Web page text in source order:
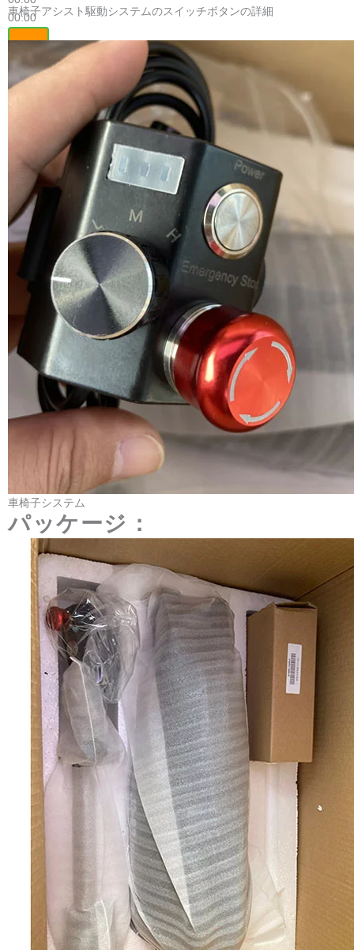
名称
電子メール
メッセージ
送信
関連商品
車椅子用モーター
12 Inch Single Shaft
Electromagnetic Brake
Motor Manufacturer
フィットネス＆医療機器
車椅子リア・アシスト・イ
ンテリジェント・パワー・
システム
車椅子用モーター
12インチ電動車椅子用モー
ター
フィットネス＆医療機器
電動車椅子ハンドサイクル
キット